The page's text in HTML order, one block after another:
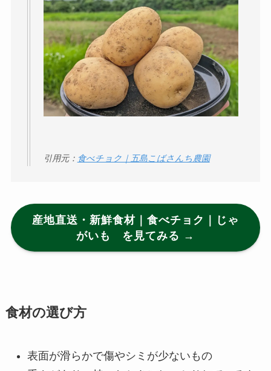
引用元： 食べチョク｜五島こばさんち農園
産地直送・新鮮食材｜食べチョク｜じゃ
がいも を見てみる →
食材の選び方
表面が滑らかで傷やシミが少ないもの